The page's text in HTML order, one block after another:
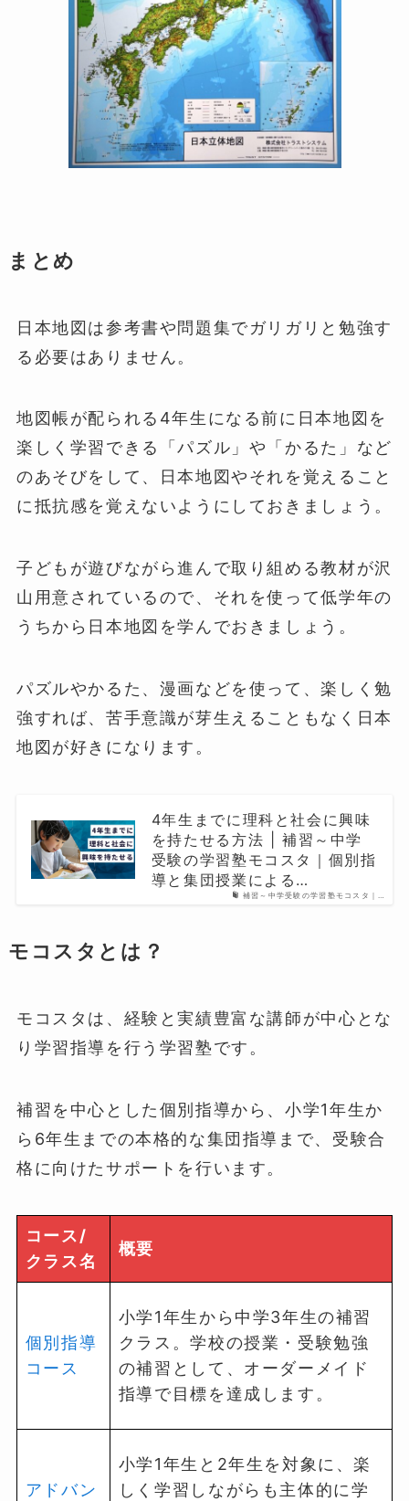
まとめ
日本地図は参考書や問題集でガリガリと勉強す
る必要はありません。
地図帳が配られる4年生になる前に日本地図を
楽しく学習できる「パズル」や「かるた」など
のあそびをして、日本地図やそれを覚えること
に抵抗感を覚えないようにしておきましょう。
子どもが遊びながら進んで取り組める教材が沢
山用意されているので、それを使って低学年の
うちから日本地図を学んでおきましょう。
パズルやかるた、漫画などを使って、楽しく勉
強すれば、苦手意識が芽生えることもなく日本
地図が好きになります。
補習～中学受験の学習塾モコスタ｜…
4年生までに理科と社会に興味
を持たせる方法 | 補習～中学
受験の学習塾モコスタ｜個別指
導と集団授業による…
モコスタとは？
モコスタは、経験と実績豊富な講師が中心とな
り学習指導を行う学習塾です。
補習を中心とした個別指導から、小学1年生か
ら6年生までの本格的な集団指導まで、受験合
格に向けたサポートを行います。
コース/
クラス名
概要
個別指導
コース
小学1年生から中学3年生の補習
クラス。学校の授業・受験勉強
の補習として、オーダーメイド
指導で目標を達成します。
アドバン
小学1年生と2年生を対象に、楽
しく学習しながらも主体的に学